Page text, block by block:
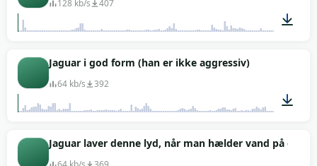
128 kb/s 407
Jaguar i god form (han er ikke aggressiv)
64 kb/s 392
00:14
Jaguar laver denne lyd, når man hælder vand på den